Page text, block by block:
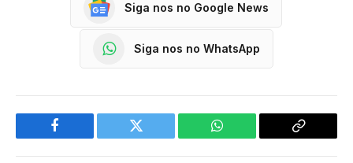
Siga nos no Google News
Siga nos no WhatsApp
Facebook Twitter WhatsApp
Copy